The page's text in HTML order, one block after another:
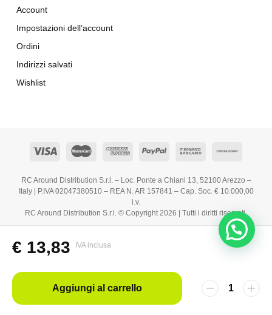
€ 13,83 IVA inclusa
Aggiungi al carrello
Account
Impostazioni dell’account
Ordini
Indirizzi salvati
Wishlist
RC Around Distribution S.r.l. – Loc. Ponte a Chiani 13, 52100 Arezzo –
Italy | P.IVA 02047380510 – REA N. AR 157841 – Cap. Soc. € 10.000,00
i.v.
RC Around Distribution S.r.l. © Copyright 2026 | Tutti i diritti riservati.